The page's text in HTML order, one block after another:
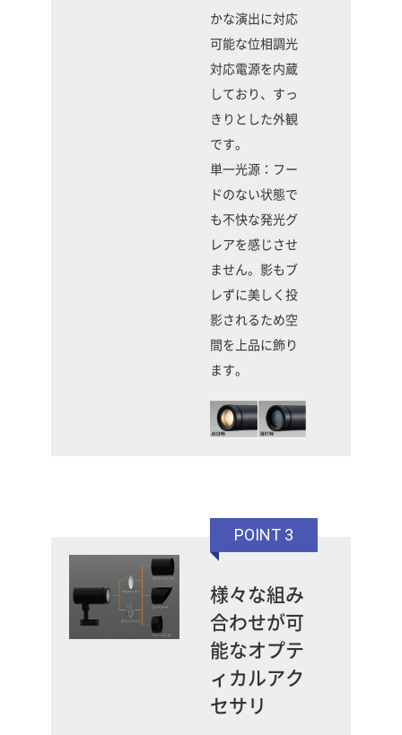
かな演出に対応
可能な位相調光
対応電源を内蔵
しており、すっ
きりとした外観
です。
単一光源：フー
ドのない状態で
も不快な発光グ
レアを感じさせ
ません。影もブ
レずに美しく投
影されるため空
間を上品に飾り
ます。
POINT 3
様々な組み
合わせが可
能なオプテ
ィカルアク
セサリ